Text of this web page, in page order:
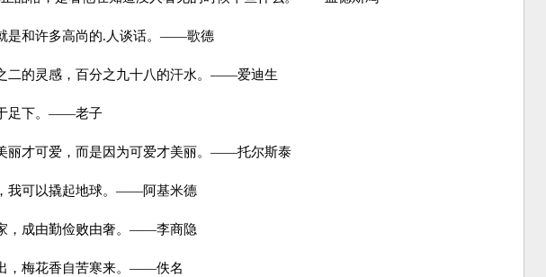
和许多高尚的.人谈话。——歌德
的灵感，百分之九十八的汗水。——爱迪生
足下。——老子
才可爱，而是因为可爱才美丽。——托尔斯泰
可以撬起地球。——阿基米德
成由勤俭败由奢。——李商隐
梅花香自苦寒来。——佚名